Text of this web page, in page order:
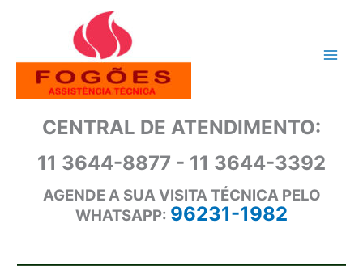
conteúdo
CENTRAL DE ATENDIMENTO:
11 3644-8877 - 11 3644-3392
AGENDE A SUA VISITA TÉCNICA PELO
WHATSAPP: 96231-1982